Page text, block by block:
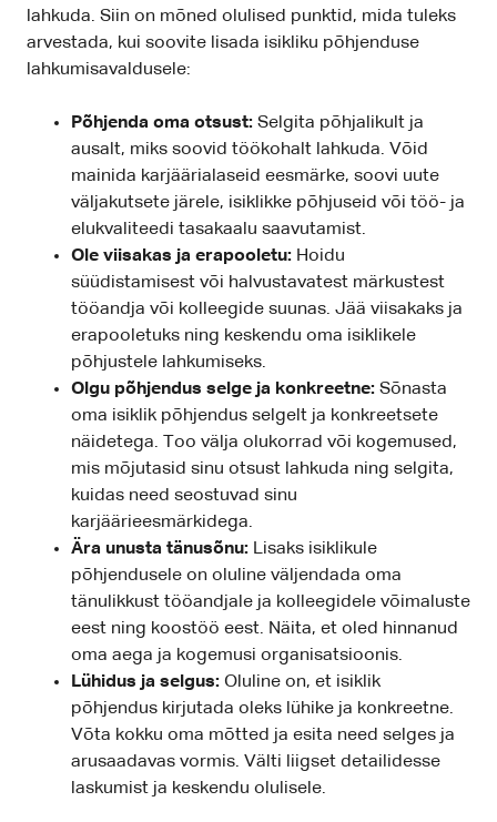
lahkuda. Siin on mõned olulised punktid, mida tuleks
arvestada, kui soovite lisada isikliku põhjenduse
lahkumisavaldusele:
Põhjenda oma otsust: Selgita põhjalikult ja
ausalt, miks soovid töökohalt lahkuda. Võid
mainida karjäärialaseid eesmärke, soovi uute
väljakutsete järele, isiklikke põhjuseid või töö- ja
elukvaliteedi tasakaalu saavutamist.
Ole viisakas ja erapooletu: Hoidu
süüdistamisest või halvustavatest märkustest
tööandja või kolleegide suunas. Jää viisakaks ja
erapooletuks ning keskendu oma isiklikele
põhjustele lahkumiseks.
Olgu põhjendus selge ja konkreetne: Sõnasta
oma isiklik põhjendus selgelt ja konkreetsete
näidetega. Too välja olukorrad või kogemused,
mis mõjutasid sinu otsust lahkuda ning selgita,
kuidas need seostuvad sinu
karjäärieesmärkidega.
Ära unusta tänusõnu: Lisaks isiklikule
põhjendusele on oluline väljendada oma
tänulikkust tööandjale ja kolleegidele võimaluste
eest ning koostöö eest. Näita, et oled hinnanud
oma aega ja kogemusi organisatsioonis.
Lühidus ja selgus: Oluline on, et isiklik
põhjendus kirjutada oleks lühike ja konkreetne.
Võta kokku oma mõtted ja esita need selges ja
arusaadavas vormis. Välti liigset detailidesse
laskumist ja keskendu olulisele.